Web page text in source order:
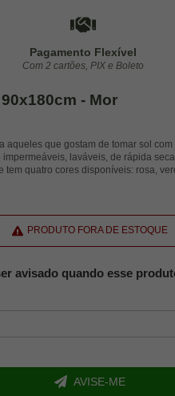
Pagamento Flexível
Com 2 cartões, PIX e Boleto
- Mor
aqueles que gostam de tomar sol
laváveis, de rápida
tem quatro cores disponíveis: rosa,
PRODUTO FORA DE ESTOQUE
avisado quando esse
AVISE-ME